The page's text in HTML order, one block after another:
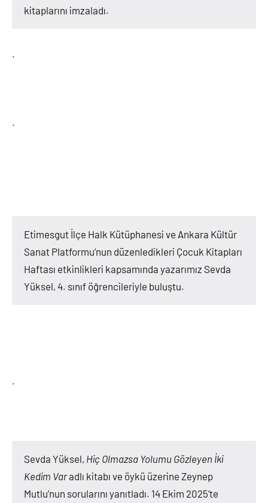
kitaplarını imzaladı.
.
.
Etimesgut İlçe Halk Kütüphanesi ve Ankara Kültür
Sanat Platformu’nun düzenledikleri Çocuk Kitapları
Haftası etkinlikleri kapsamında yazarımız Sevda
Yüksel, 4. sınıf öğrencileriyle buluştu.
.
Sevda Yüksel, Hiç Olmazsa Yolumu Gözleyen İki
Kedim Varadlı kitabı ve öykü üzerine Zeynep
Mutlu’nun sorularını yanıtladı. 14 Ekim 2025’te